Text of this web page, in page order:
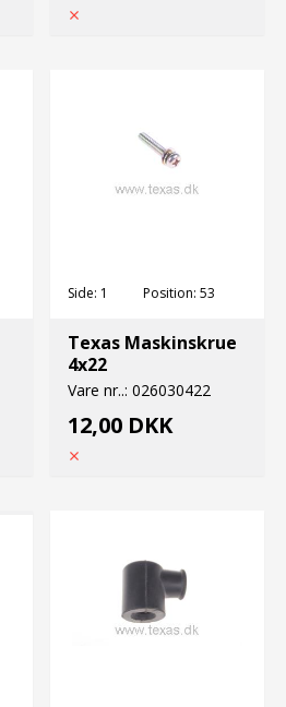
Side: 1 Position: 53
Texas Maskinskrue
4x22
Vare nr..: 026030422
12,00 DKK